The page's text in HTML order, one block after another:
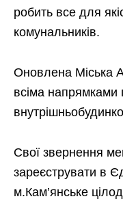
робить все для
комунальників.
Оновлена Міська
всіма напрямками
Свої звернення
зареєструвати в
м.Кам’янське